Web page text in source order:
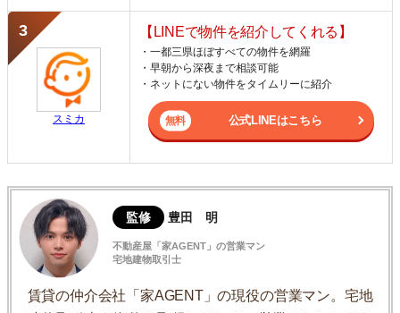
スミカ
【LINEで物件を紹介してくれる】
・一都三県ほぼすべての物件を網羅
・早朝から深夜まで相談可能
・ネットにない物件をタイムリーに紹介
公式LINEはこちら
監修 豊田 明
不動産屋「家AGENT」の営業マン
宅地建物取引士
賃貸の仲介会社「家AGENT」の現役の営業マン。宅地